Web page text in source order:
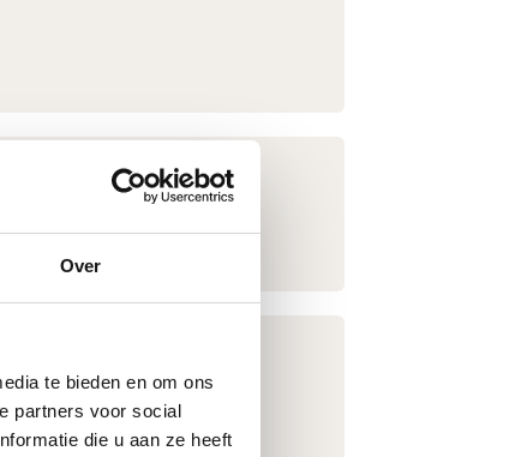
Over
te bieden en om ons
partners voor social
die u aan ze heeft
en oplevering.
functionaliteiten.